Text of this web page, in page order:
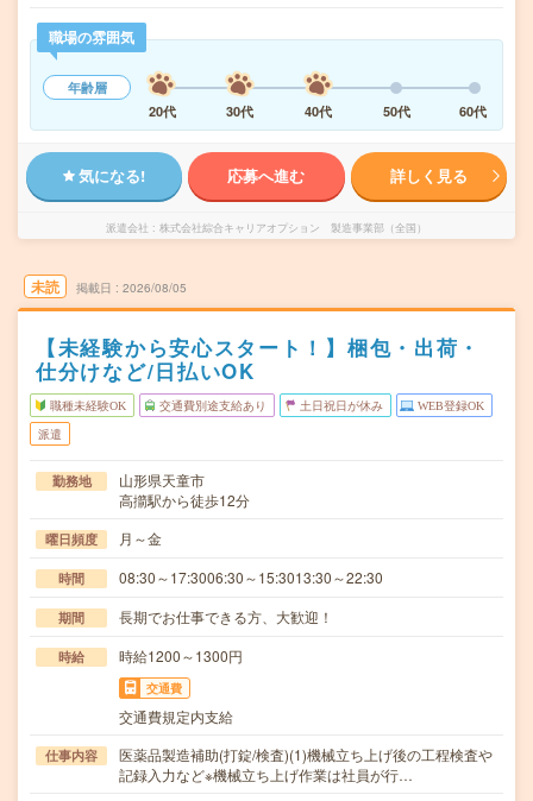
職場の雰囲気
年齢層
20代
30代 40代 50代 60代
気になる! 応募へ進む 詳しく見る
派遣会社 株式会社綜合キャリアオプション 製造事業部（全国）
未読 掲載日 2026/08/05
【未経験から安心スタート！】梱包・出荷・
仕分けなど/日払いOK
職種未経験OK 交通費別途支給あり 土日祝日が休み WEB登録OK
派遣
勤務地
山形県天童市
高擶駅から徒歩12分
曜日頻度 月～金
時間 08:30～17:3006:30～15:3013:30～22:30
期間 長期でお仕事できる方、大歓迎！
時給 時給1200～1300円
交通費
交通費規定内支給
仕事内容
医薬品製造補助(打錠/検査)(1)機械立ち上げ後の工程検査や
記録入力など※機械立ち上げ作業は社員が行…